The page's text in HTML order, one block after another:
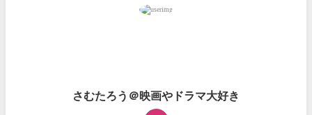
さむたろう＠映画やドラマ大好き